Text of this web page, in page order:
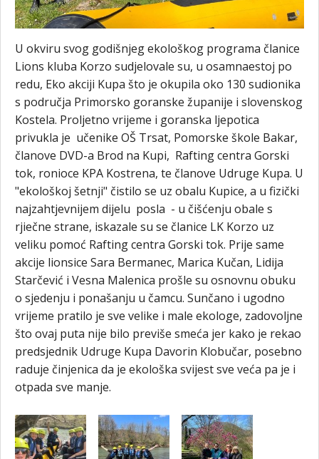
U okviru svog godišnjeg ekološkog programa članice
Lions kluba Korzo sudjelovale su, u osamnaestoj po
redu, Eko akciji Kupa što je okupila oko 130 sudionika
s područja Primorsko goranske županije i slovenskog
Kostela. Proljetno vrijeme i goranska ljepotica
privukla je učenike OŠ Trsat, Pomorske škole Bakar,
članove DVD-a Brod na Kupi, Rafting centra Gorski
tok, ronioce KPA Kostrena, te članove Udruge Kupa. U
"ekološkoj šetnji" čistilo se uz obalu Kupice, a u fizički
najzahtjevnijem dijelu posla - u čišćenju obale s
rjiečne strane, iskazale su se članice LK Korzo uz
veliku pomoć Rafting centra Gorski tok. Prije same
akcije lionsice Sara Bermanec, Marica Kučan, Lidija
Starčević i Vesna Malenica prošle su osnovnu obuku
o sjedenju i ponašanju u čamcu. Sunčano i ugodno
vrijeme pratilo je sve velike i male ekologe, zadovoljne
što ovaj puta nije bilo previše smeća jer kako je rekao
predsjednik Udruge Kupa Davorin Klobučar, posebno
raduje činjenica da je ekološka svijest sve veća pa je i
otpada sve manje.